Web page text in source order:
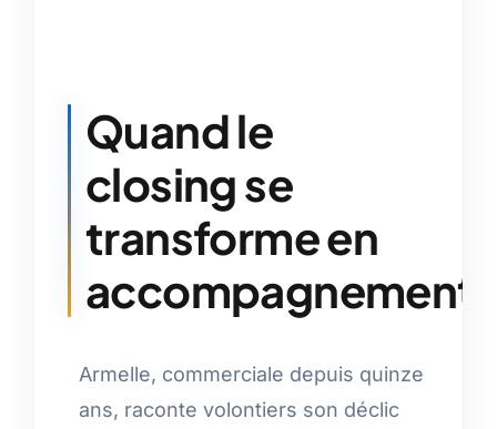
Quand le
closing se
transforme en
accompagnement
Armelle, commerciale depuis quinze
ans, raconte volontiers son déclic